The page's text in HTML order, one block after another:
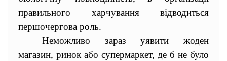
правильного харчування відводиться
першочергова роль.
Неможливо зараз уявити жоден
магазин, ринок або супермаркет, де б не було